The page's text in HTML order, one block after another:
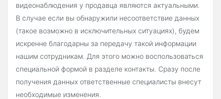
видеонаблюдения у продавца являются актуальными.
В случае если вы обнаружили несоответствие данных
(такое возможно в исключительных ситуациях), будем
искренне благодарны за передачу такой информации
нашим сотрудникам. Для этого можно воспользоваться
специальной формой в разделе контакты. Сразу после
получения данных ответственные специалисты внесут
необходимые изменения.